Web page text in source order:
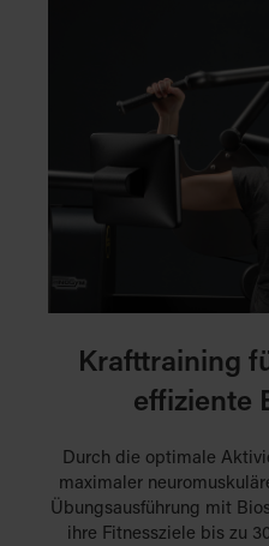
Krafttraining
effiziente
Durch die optimale
maximaler
Übungsausführung mit
ihre Fitnessziele bis zu